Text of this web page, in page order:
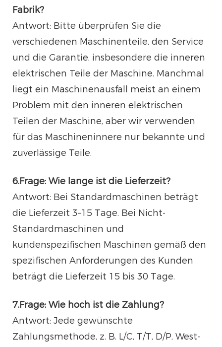
Fabrik?
Antwort: Bitte überprüfen Sie die
verschiedenen Maschinenteile, den Service
und die Garantie, insbesondere die inneren
elektrischen Teile der Maschine. Manchmal
liegt ein Maschinenausfall meist an einem
Problem mit den inneren elektrischen
Teilen der Maschine, aber wir verwenden
für das Maschineninnere nur bekannte und
zuverlässige Teile.
6.Frage: Wie lange ist die Lieferzeit?
Antwort: Bei Standardmaschinen beträgt
die Lieferzeit 3–15 Tage. Bei Nicht-
Standardmaschinen und
kundenspezifischen Maschinen gemäß den
spezifischen Anforderungen des Kunden
beträgt die Lieferzeit 15 bis 30 Tage.
7.Frage: Wie hoch ist die Zahlung?
Antwort: Jede gewünschte
Zahlungsmethode, z. B. L/C, T/T, D/P, West-